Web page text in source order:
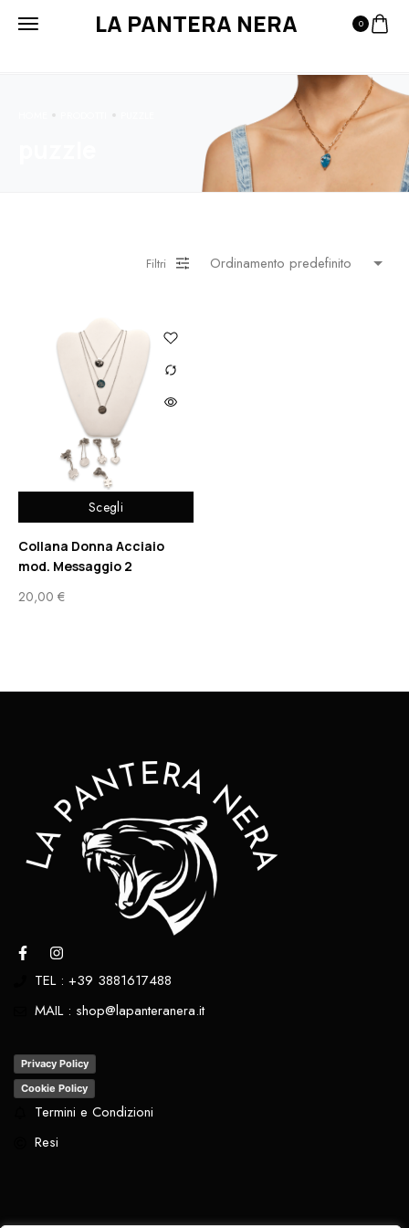
LA PANTERA NERA 0
Filtri
Scegli
Collana Donna Acciaio
mod. Messaggio 2
20,00 €
TEL : +39 3881617488
MAIL : shop@lapanteranera.it
Privacy Policy
Cookie Policy
Termini e Condizioni
Resi